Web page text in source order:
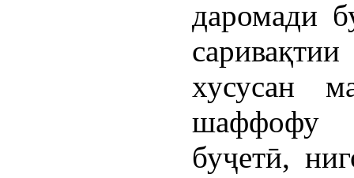
даромади
хусусан
шаффофу
буҷетӣ,